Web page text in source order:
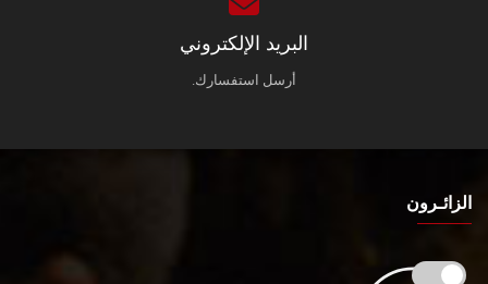
البريد الإلكتروني
أرسل استفسارك.
الزائـرون